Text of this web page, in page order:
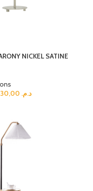
NICKEL SATINE
د.م.